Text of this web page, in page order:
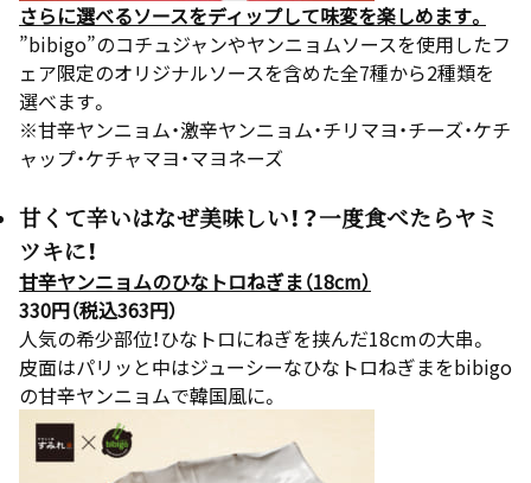
さらに選べるソースをディップして味変を楽しめます。
”bibigo”のコチュジャンやヤンニョムソースを使用したフ
ェア限定のオリジナルソースを含めた全7種から2種類を
選べます。
※甘辛ヤンニョム・激辛ヤンニョム・チリマヨ・チーズ・ケチ
ャップ・ケチャマヨ・マヨネーズ
甘くて辛いはなぜ美味しい！？一度食べたらヤミ
ツキに！
甘辛ヤンニョムのひなトロねぎま（18cm）
330円（税込363円）
人気の希少部位！ひなトロにねぎを挟んだ18cmの大串。
皮面はパリッと中はジューシーなひなトロねぎまをbibigo
の甘辛ヤンニョムで韓国風に。